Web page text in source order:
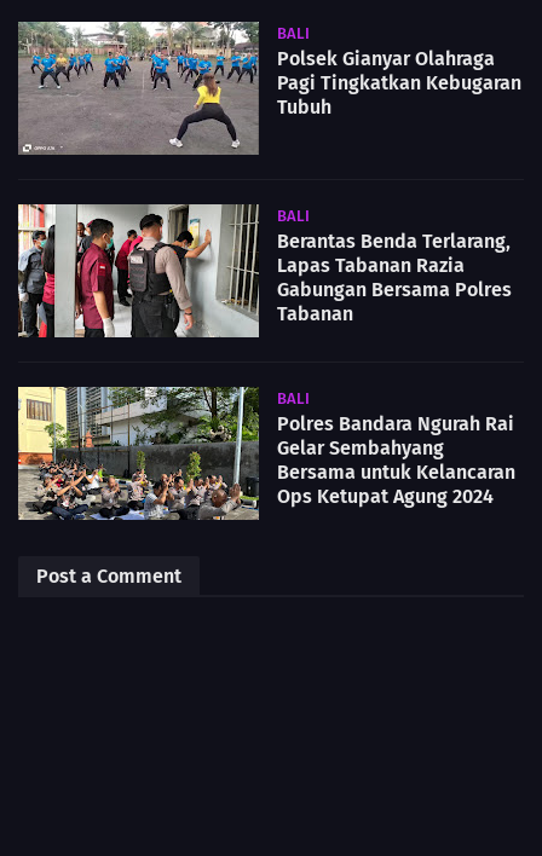
BALI
Polsek Gianyar Olahraga
Pagi Tingkatkan Kebugaran
Tubuh
BALI
Berantas Benda Terlarang,
Lapas Tabanan Razia
Gabungan Bersama Polres
Tabanan
BALI
Polres Bandara Ngurah Rai
Gelar Sembahyang
Bersama untuk Kelancaran
Ops Ketupat Agung 2024
Post a Comment